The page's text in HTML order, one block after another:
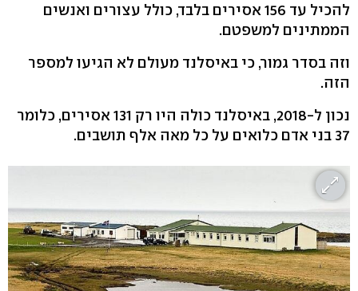
להכיל עד 156 אסירים בלבד, כולל עצורים ואנשים
הממתינים למשפטם.
וזה בסדר גמור, כי באיסלנד מעולם לא הגיעו למספר
הזה.
נכון ל-2018, באיסלנד כולה היו רק 131 אסירים, כלומר
37 בני אדם כלואים על כל מאה אלף תושבים.